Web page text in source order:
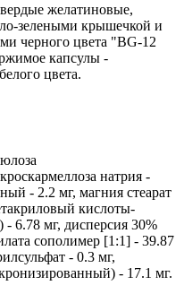
желатиновые,
зелеными крышечкой и
черного цвета "BG-12
капсулы -
цвета.
натрия -
- 2.2 мг, магния стеарат
кислоты-
- 6.78 мг, дисперсия 30%
сополимер [1:1] - 39.87
- 0.3 мг,
- 17.1 мг.